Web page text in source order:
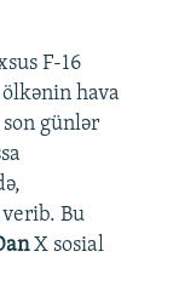
F-16
ölkənin hava
günlər
verib. Bu
X sosial